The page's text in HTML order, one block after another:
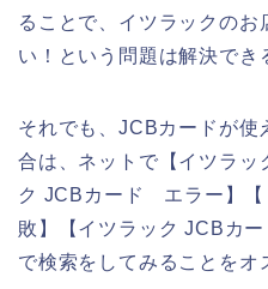
ることで、イツラックの
い！という問題は解決でき
それでも、JCBカードが使
合は、ネットで【イツラッ
ク JCBカード エラー】
敗】【イツラック JCBカ
で検索をしてみることをオ